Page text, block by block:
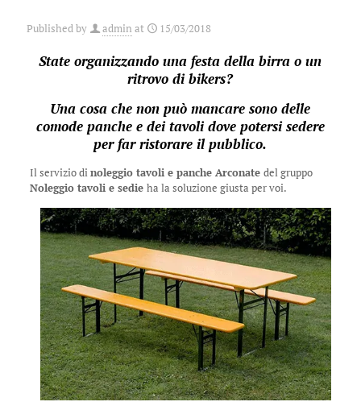
Published by admin at 15/03/2018
State organizzando una festa della birra o un
ritrovo di bikers?
Una cosa che non può mancare sono delle
comode panche e dei tavoli dove potersi sedere
per far ristorare il pubblico.
Il servizio dinoleggio tavoli e panche Arconate del gruppo
Noleggio tavoli e sedie ha la soluzione giusta per voi.